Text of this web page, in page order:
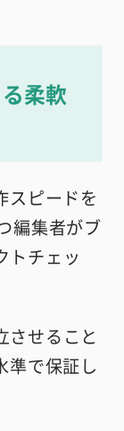
柔軟
スピードを
編集者がブ
トチェッ
させること
準で保証し